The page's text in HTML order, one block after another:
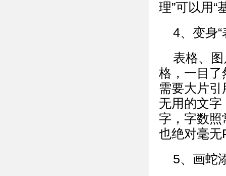
理”可以用“
4、变身
表格、
格，一目了
需要大片
无用的文
字，字数照
也绝对毫无
5、画蛇